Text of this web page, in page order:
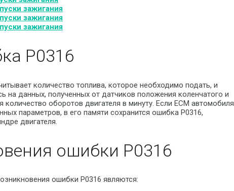
зажигания
зажигания
зажигания
P0316
количество топлива, которое необходимо подать, и
на данных, полученных от датчиков положения коленчатого и
количество оборотов двигателя в минуту. Если ECM автомобиля
параметров, в его памяти сохранится ошибка P0316,
двигателя.
ошибки P0316
ошибки P0316 являются: